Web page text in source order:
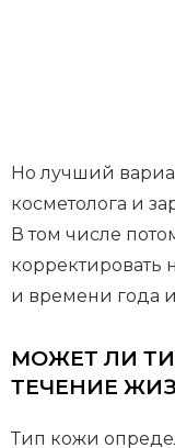
Но лучший
косметолога и
В том числе
корректировать
и времени года
МОЖЕТ ЛИ
ТЕЧЕНИЕ
Тип кожи